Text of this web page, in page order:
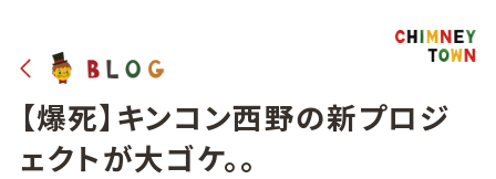
【爆死】キンコン西野の新プロジ
ェクトが大ゴケ。。